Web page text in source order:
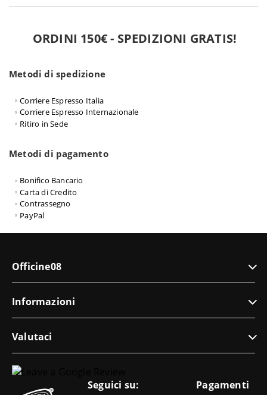
ORDINI 150€ - SPEDIZIONI GRATIS!
Metodi di spedizione
Corriere Espresso Italia
Corriere Espresso Internazionale
Ritiro in Sede
Metodi di pagamento
Bonifico Bancario
Carta di Credito
Contrassegno
PayPal
Officine08
Informazioni
Valutaci
Seguici su: Pagamenti